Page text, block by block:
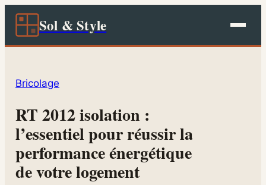
Sol & Style
Bricolage
RT 2012 isolation :
l’essentiel pour réussir la
performance énergétique
de votre logement